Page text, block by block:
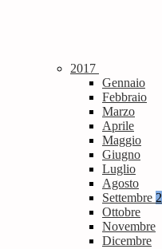
2017
Gennaio
Febbraio
Marzo
Aprile
Maggio
Giugno
Luglio
Agosto
Settembre 2
Ottobre
Novembre
Dicembre